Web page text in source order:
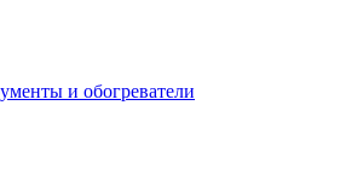
и обогреватели